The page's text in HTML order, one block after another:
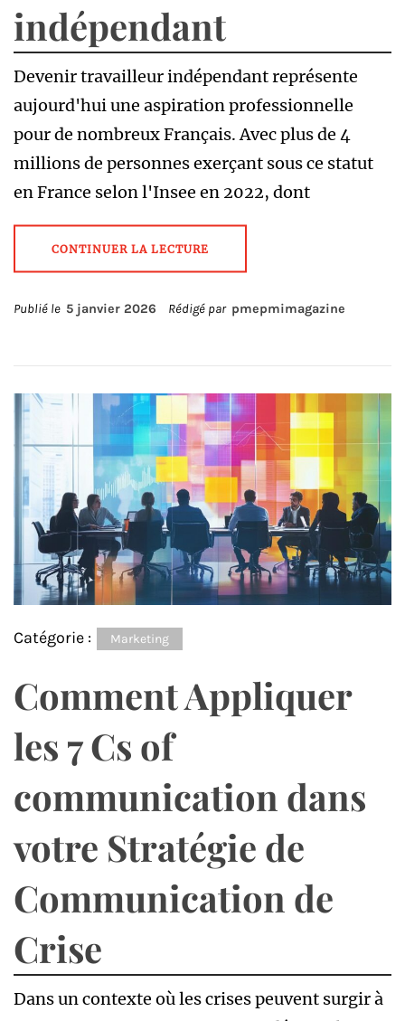
indépendant
Devenir travailleur indépendant représente
aujourd'hui une aspiration professionnelle
pour de nombreux Français. Avec plus de 4
millions de personnes exerçant sous ce statut
en France selon l'Insee en 2022, dont
CONTINUER LA LECTURE
Publié le 5 janvier 2026 Rédigé par pmepmimagazine
Catégorie : Marketing
Comment Appliquer
les 7 Cs of
communication dans
votre Stratégie de
Communication de
Crise
Dans un contexte où les crises peuvent surgir à